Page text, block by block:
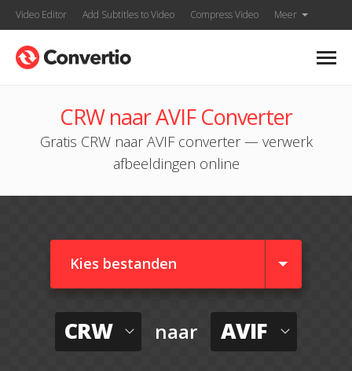
Video Editor Add Subtitles to Video Compress Video Meer
CRW naar AVIF Converter
Gratis CRW naar AVIF converter — verwerk
afbeeldingen online
Kies bestanden
CRW naar AVIF